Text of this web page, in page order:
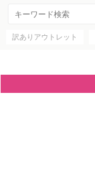
訳ありアウトレット